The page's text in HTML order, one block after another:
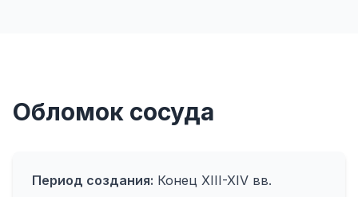
Обломок сосуда
Период создания: Конец XIII-XIV вв.